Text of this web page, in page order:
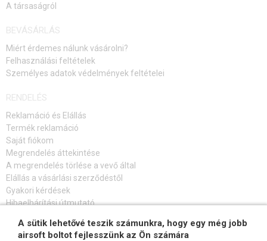
A társaságról
BEVÁSÁRLÁS
Miért érdemes nálunk vásárolni?
Felhasználási feltételek
Személyes adatok védelmények feltételei
RENDELÉS
Reklamáció és Elállás
Termék reklamáció
Saját fiókom
Megrendelés áttekintése
A megrendelés törlése a vevő által
Elállás a vásárlási szerződéstől
Gyakori kérdések
Hibaelhárítási útmutató
FELIRATKOZÁS HÍRLEVÉLRE
A sütik lehetővé teszik számunkra, hogy egy még jobb
airsoft boltot fejlesszünk az Ön számára